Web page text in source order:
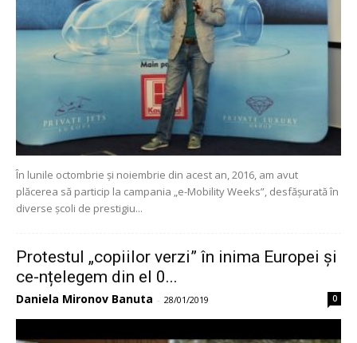
În lunile octombrie și noiembrie din acest an, 2016, am avut
plăcerea să particip la campania „e-Mobility Weeks”, desfășurată în
diverse școli de prestigiu...
Protestul „copiilor verzi” în inima Europei și
ce-nțelegem din el 0...
Daniela Mironov Banuta - 28/01/2019 0